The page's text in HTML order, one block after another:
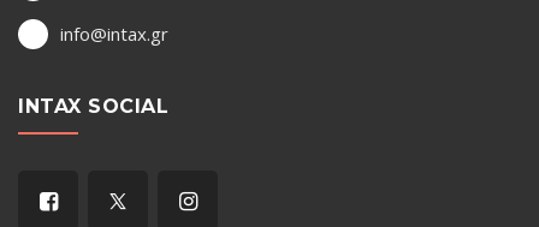
info@intax.gr
INTAX SOCIAL